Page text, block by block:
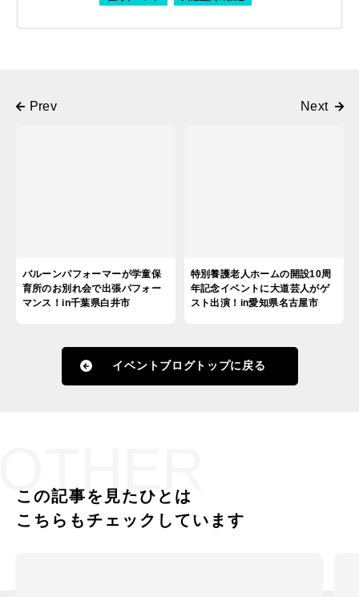
バルーンパフォーマーが学童保
育所のお別れ会で出張パフォー
マンス！in千葉県白井市
特別養護老人ホームの開設10周
年記念イベントに大道芸人がゲ
スト出演！in愛知県名古屋市
イベントブログトップに戻る
この記事を見たひとは
こちらもチェックしています